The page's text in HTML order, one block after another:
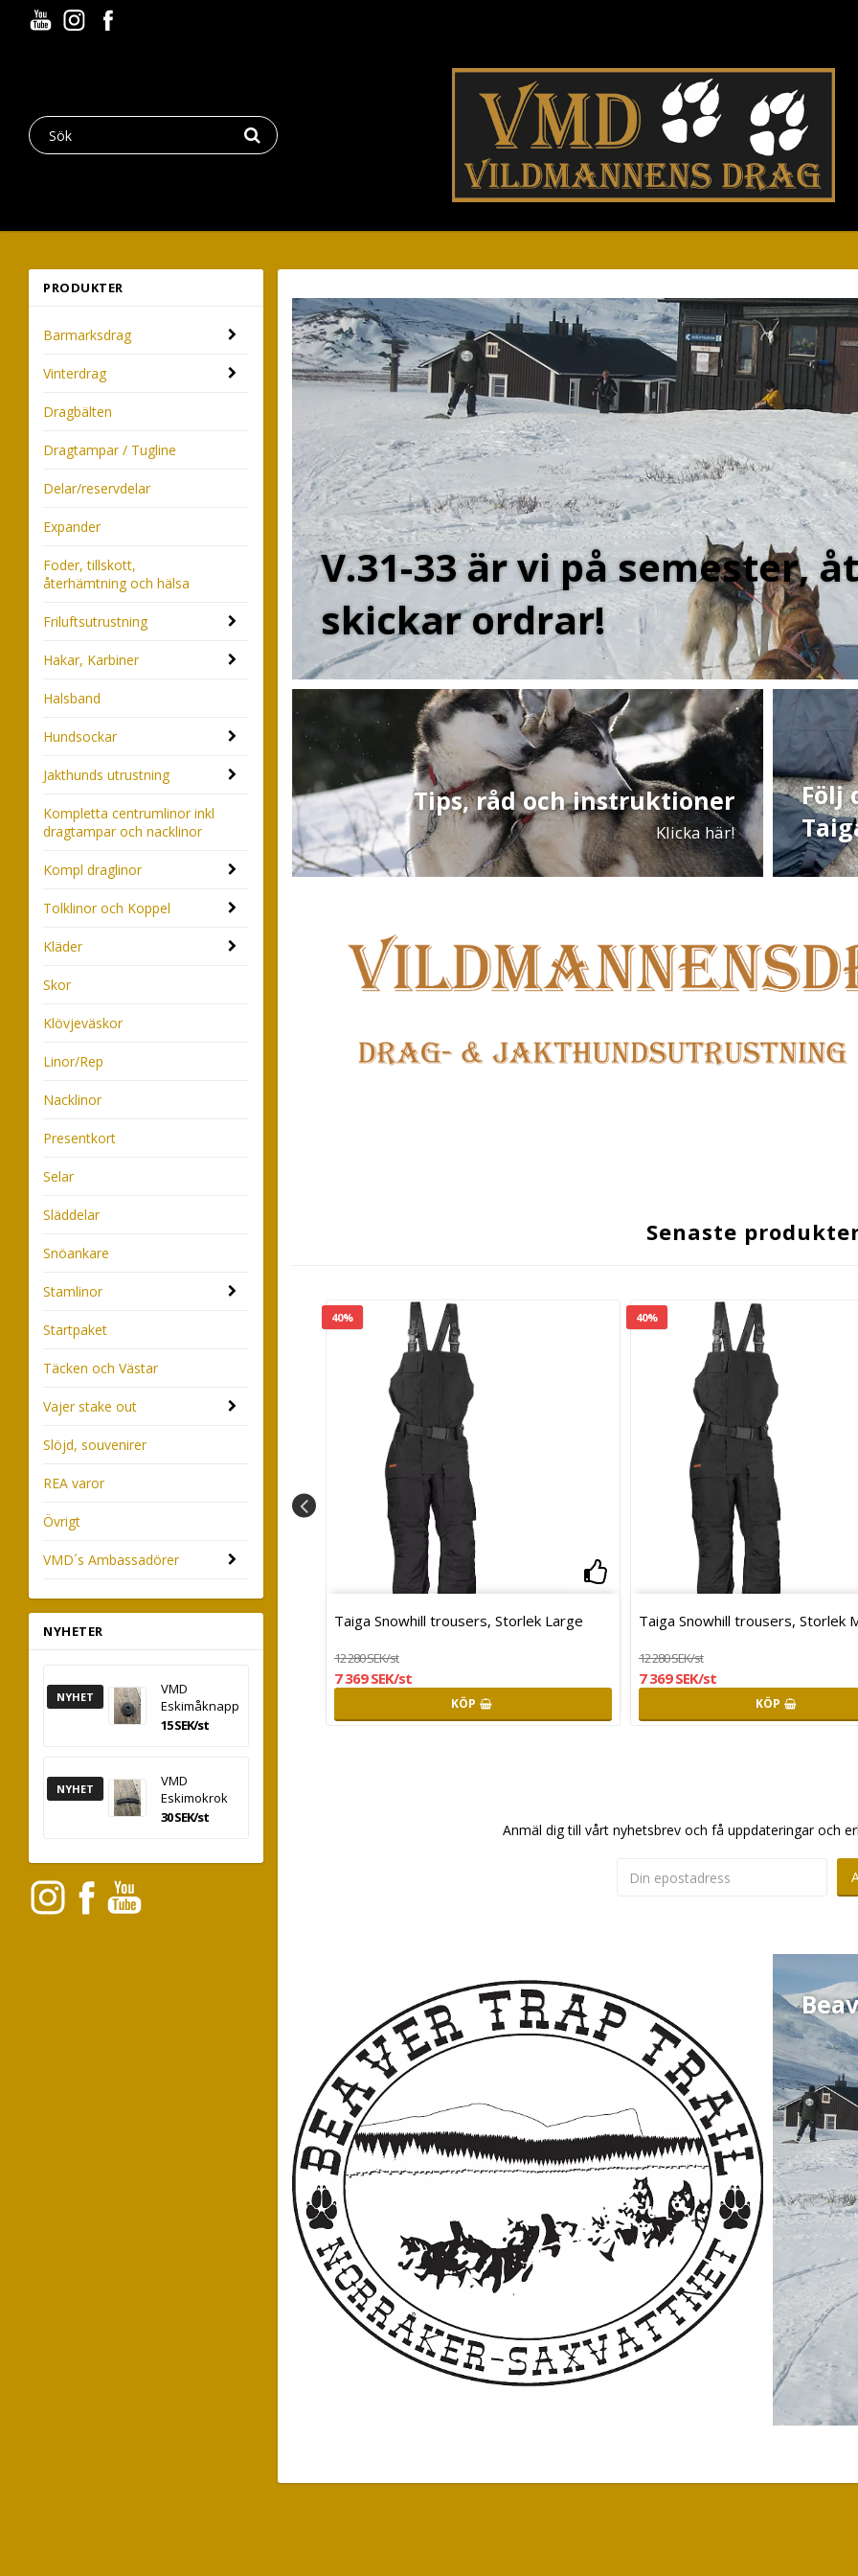
PRODUKTER
Barmarksdrag
Vinterdrag
Dragbälten
Dragtampar / Tugline
Delar/reservdelar
Expander
Foder, tillskott,
återhämtning och hälsa
Friluftsutrustning
Hakar, Karbiner
Halsband
Hundsockar
Jakthunds utrustning
Kompletta centrumlinor inkl
dragtampar och nacklinor
Kompl draglinor
Tolklinor och Koppel
Kläder
Skor
Klövjeväskor
Linor/Rep
Nacklinor
Presentkort
Selar
Släddelar
Snöankare
Stamlinor
Startpaket
Täcken och Västar
Vajer stake out
Slöjd, souvenirer
REA varor
Övrigt
VMD´s Ambassadörer
NYHETER
NYHET
VMD
Eskimåknapp
15 SEK/st
NYHET
VMD
Eskimokrok
30 SEK/st
V.31-33 är vi på semester,
skickar ordrar!
Tips, råd och instruktioner
Klicka här!
Följ
Senaste
till i favoritlistan Lägg till i favoritlistan
KÖP
40%
Lägg till i favoritlistan
Taiga Snowhill trousers, Storlek Large
12 280 SEK/st
7 369 SEK/st
KÖP
40%
Taiga Snowhill trousers, Storlek
12 280 SEK/st
7 369 SEK/st
KÖP
Anmäl dig till vårt nyhetsbrev och få uppdateringar och